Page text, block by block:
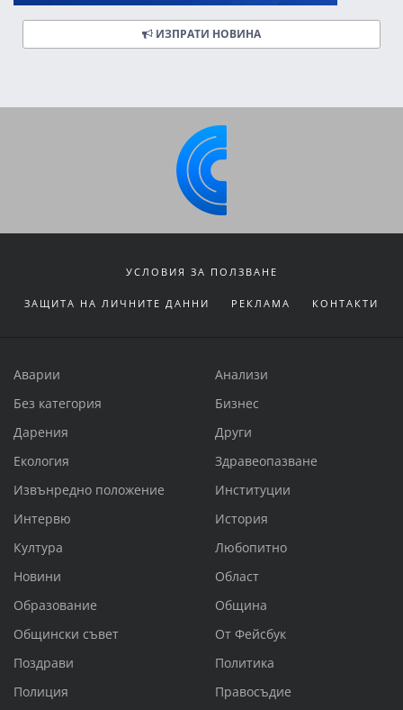
ИЗПРАТИ НОВИНА
УСЛОВИЯ ЗА ПОЛЗВАНЕ
ЗАЩИТА НА ЛИЧНИТЕ ДАННИ РЕКЛАМА КОНТАКТИ
Аварии
Анализи
Без категория
Бизнес
Дарения
Други
Екология
Здравеопазване
Извънредно положение
Институции
Интервю
История
Култура
Любопитно
Новини
Област
Образование
Община
Общински съвет
От Фейсбук
Поздрави
Политика
Полиция
Правосъдие